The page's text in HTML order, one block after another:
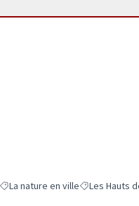
Filtrer les résultats de la
La nature en villeFiltrer les
Les Hauts